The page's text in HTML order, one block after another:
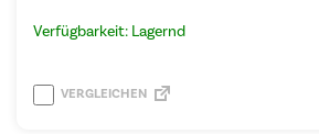
Verfügbarkeit: Lagernd
VERGLEICHEN